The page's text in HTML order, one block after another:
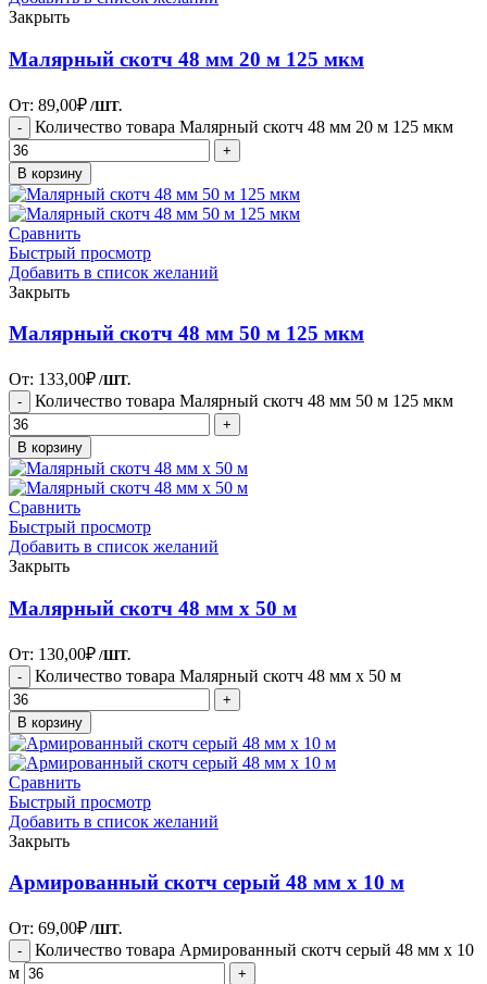
Закрыть
Малярный скотч 48 мм 20 м 125 мкм
От: 89,00₽ /ШТ.
Количество товара Малярный скотч 48 мм 20 м 125 мкм
В корзину
Сравнить
Быстрый просмотр
Добавить в список желаний
Закрыть
Малярный скотч 48 мм 50 м 125 мкм
От: 133,00₽ /ШТ.
Количество товара Малярный скотч 48 мм 50 м 125 мкм
В корзину
Сравнить
Быстрый просмотр
Добавить в список желаний
Закрыть
Малярный скотч 48 мм х 50 м
От: 130,00₽ /ШТ.
Количество товара Малярный скотч 48 мм х 50 м
В корзину
Сравнить
Быстрый просмотр
Добавить в список желаний
Закрыть
Армированный скотч серый 48 мм х 10 м
От: 69,00₽ /ШТ.
Количество товара Армированный скотч серый 48 мм х 10
м